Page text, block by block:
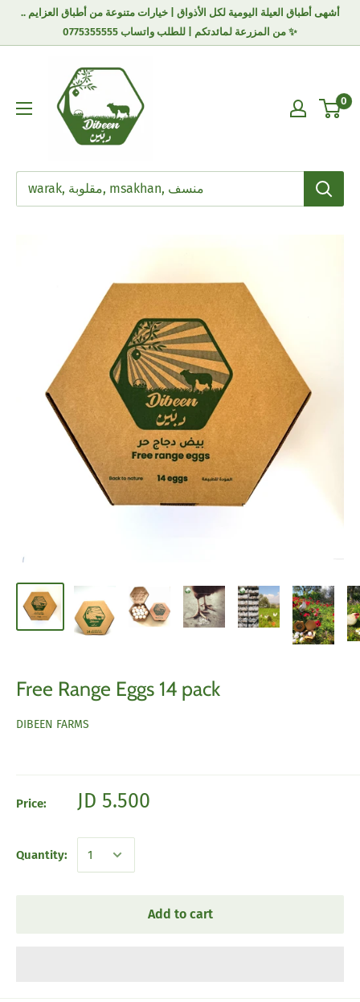
أشهى أطباق العيلة اليومية لكل الأذواق | خيارات متنوعة من أطباق العزايم ..
من المزرعة لمائدتكم | للطلب واتساب 0775355555 ✨
0
Free Range Eggs 14 pack
DIBEEN FARMS
Price: JD 5.500
Quantity:
Add to cart